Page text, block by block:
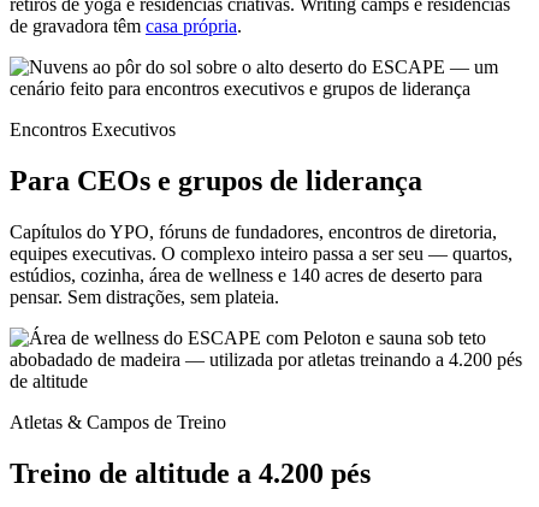
de gravadora têm casa própria.
Encontros Executivos
Para CEOs e grupos de liderança
Capítulos do YPO, fóruns de fundadores, encontros de diretoria,
equipes executivas. O complexo inteiro passa a ser seu — quartos,
estúdios, cozinha, área de wellness e 140 acres de deserto para
pensar. Sem distrações, sem plateia.
Atletas & Campos de Treino
Treino de altitude a 4.200 pés